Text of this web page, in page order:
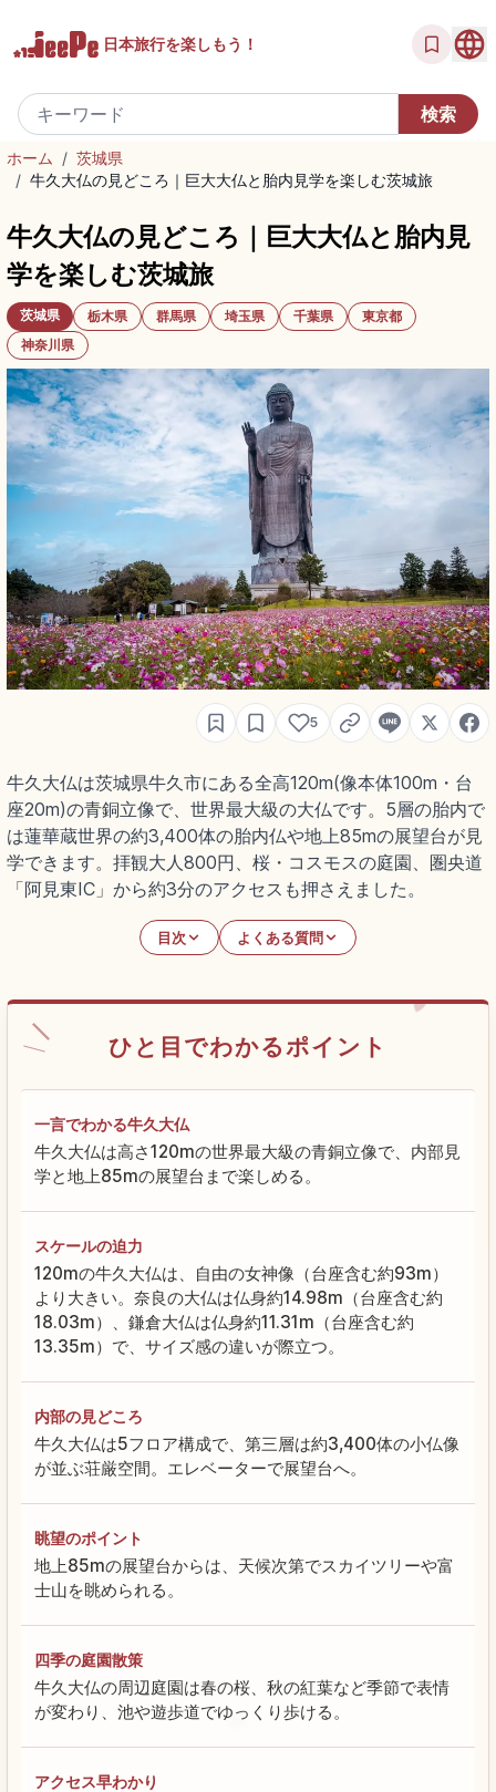
日本旅行を楽しもう！
ホーム / 茨城県
/ 牛久大仏の見どころ｜巨大大仏と胎内見学を楽しむ茨城旅
牛久大仏の見どころ｜巨大大仏と胎内見
学を楽しむ茨城旅
茨城県 栃木県 群馬県 埼玉県 千葉県
東京都
神奈川県
5
牛久大仏は茨城県牛久市にある全高120m(像本体100m・台
座20m)の青銅立像で、世界最大級の大仏です。5層の胎内で
は蓮華蔵世界の約3,400体の胎内仏や地上85mの展望台が見
学できます。拝観大人800円、桜・コスモスの庭園、圏央道
「阿見東IC」から約3分のアクセスも押さえました。
目次 よくある質問
ひと目でわかるポイント
一言でわかる牛久大仏
牛久大仏は高さ120mの世界最大級の青銅立像で、内部見
学と地上85mの展望台まで楽しめる。
スケールの迫力
120mの牛久大仏は、自由の女神像（台座含む約93m）
より大きい。奈良の大仏は仏身約14.98m（台座含む約
18.03m）、鎌倉大仏は仏身約11.31m（台座含む約
13.35m）で、サイズ感の違いが際立つ。
内部の見どころ
牛久大仏は5フロア構成で、第三層は約3,400体の小仏像
が並ぶ荘厳空間。エレベーターで展望台へ。
眺望のポイント
地上85mの展望台からは、天候次第でスカイツリーや富
士山を眺められる。
四季の庭園散策
牛久大仏の周辺庭園は春の桜、秋の紅葉など季節で表情
が変わり、池や遊歩道でゆっくり歩ける。
アクセス早わかり